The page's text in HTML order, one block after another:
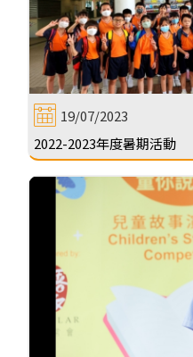
19/07/2023
2022-2023年度暑期活動